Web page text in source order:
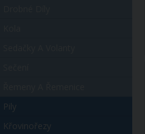
Pily
Křovinořezy